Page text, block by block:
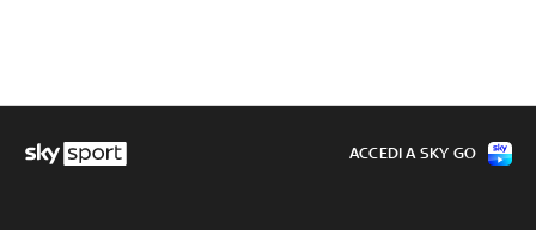
ACCEDI A SKY GO